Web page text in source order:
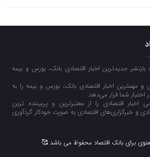
بازنشر جدیدترین اخبار اقتصادی بانک، بورس و بیمه
و مهمترین اخبار اقتصادی بانک، بورس و بیمه را به
شما قرار می‌‌دهد.
اخبار اقتصادی را از معتبرترین و پربیننده ترین
و خبرگزاری‌های اقتصادی به صورت خودکار گردآوری
برای بانک اقتصاد محفوظ می باشد 🥰